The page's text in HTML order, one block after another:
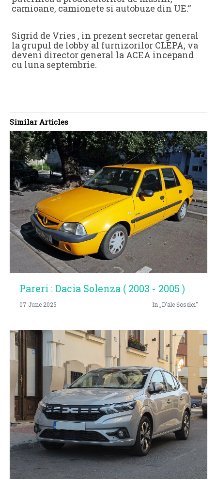
camioane, camionete si autobuze din UE.”
Sigrid de Vries , in prezent secretar general
la grupul de lobby al furnizorilor CLEPA, va
deveni director general la ACEA incepand
cu luna septembrie.
Similar Articles
Pareri : Dacia Solenza ( 2003 - 2005 )
07 June 2025 In „D'ale Șoselei”